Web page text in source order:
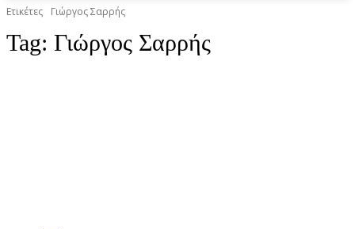
Ετικέτες Γιώργος Σαρρής
Tag: Γιώργος Σαρρής